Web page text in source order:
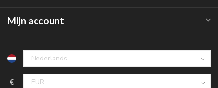
Mijn account
€